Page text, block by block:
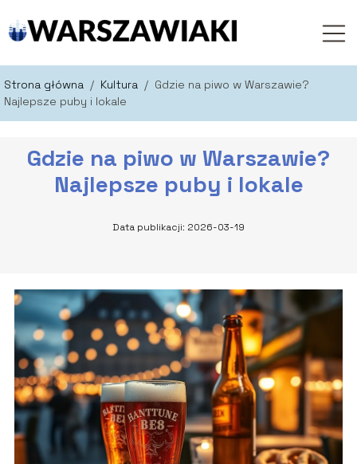
Strona główna / Kultura / Gdzie na piwo w Warszawie?
Najlepsze puby i lokale
Gdzie na piwo w Warszawie?
Najlepsze puby i lokale
Data publikacji: 2026-03-19